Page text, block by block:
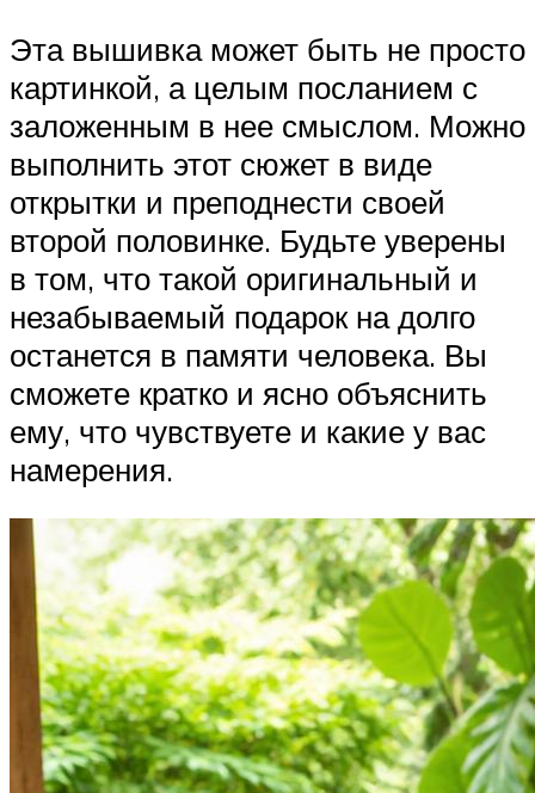
Эта вышивка может быть не просто
картинкой, а целым посланием с
заложенным в нее смыслом. Можно
выполнить этот сюжет в виде
открытки и преподнести своей
второй половинке. Будьте уверены
в том, что такой оригинальный и
незабываемый подарок на долго
останется в памяти человека. Вы
сможете кратко и ясно объяснить
ему, что чувствуете и какие у вас
намерения.